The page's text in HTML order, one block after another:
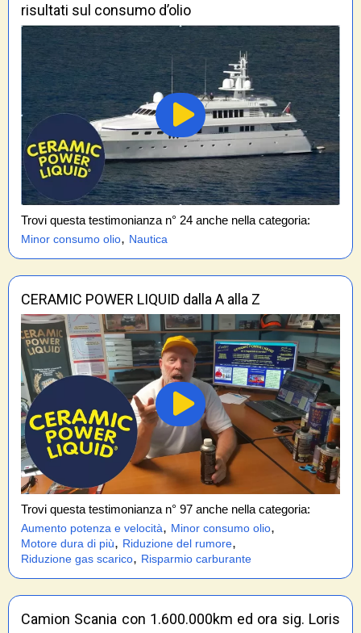
risultati sul consumo d’olio
Trovi questa testimonianza n° 24 anche nella categoria:
Minor consumo olio, Nautica
CERAMIC POWER LIQUID dalla A alla Z
Trovi questa testimonianza n° 97 anche nella categoria:
Aumento potenza e velocità, Minor consumo olio,
Motore dura di più, Riduzione del rumore,
Riduzione gas scarico, Risparmio carburante
Camion Scania con 1.600.000km ed ora sig. Loris